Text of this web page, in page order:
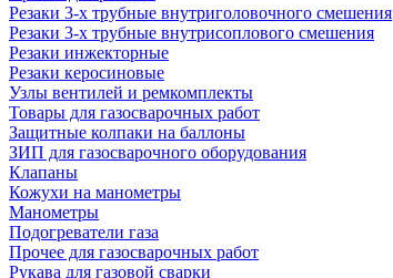
Резаки 3-х трубные внутриголовочного смешения
Резаки 3-х трубные внутрисоплового смешения
Резаки инжекторные
Резаки керосиновые
Узлы вентилей и ремкомплекты
Товары для газосварочных работ
Защитные колпаки на баллоны
ЗИП для газосварочного оборудования
Клапаны
Кожухи на манометры
Манометры
Подогреватели газа
Прочее для газосварочных работ
Рукава для газовой сварки